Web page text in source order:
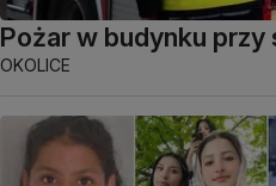
Pożar w budynku
OKOLICE